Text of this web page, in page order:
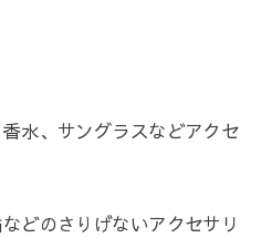
水、サングラスなどアクセ
どのさりげないアクセサリ